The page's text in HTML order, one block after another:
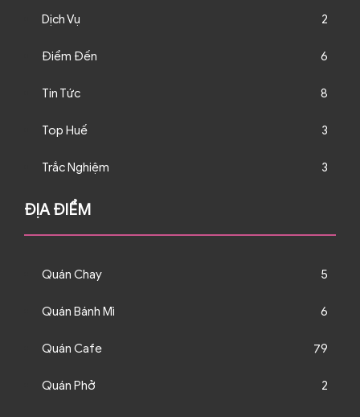
Dịch Vụ 2
Điểm Đến 6
Tin Tức 8
Top Huế 3
Trắc Nghiệm 3
ĐỊA ĐIỂM
Quán Chay 5
Quán Bánh Mì 6
Quán Cafe 79
Quán Phở 2